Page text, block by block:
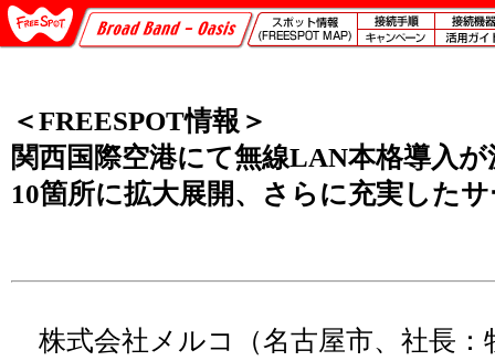
＜FREESPOT情報＞
関西国際空港にて無線LAN本格導入が
10箇所に拡大展開、さらに充実した
株式会社メルコ（名古屋市、社長